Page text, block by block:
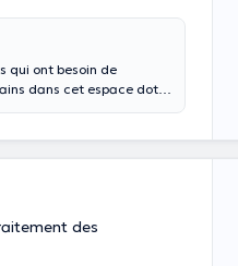
qui ont besoin de
dans cet espace doté
des